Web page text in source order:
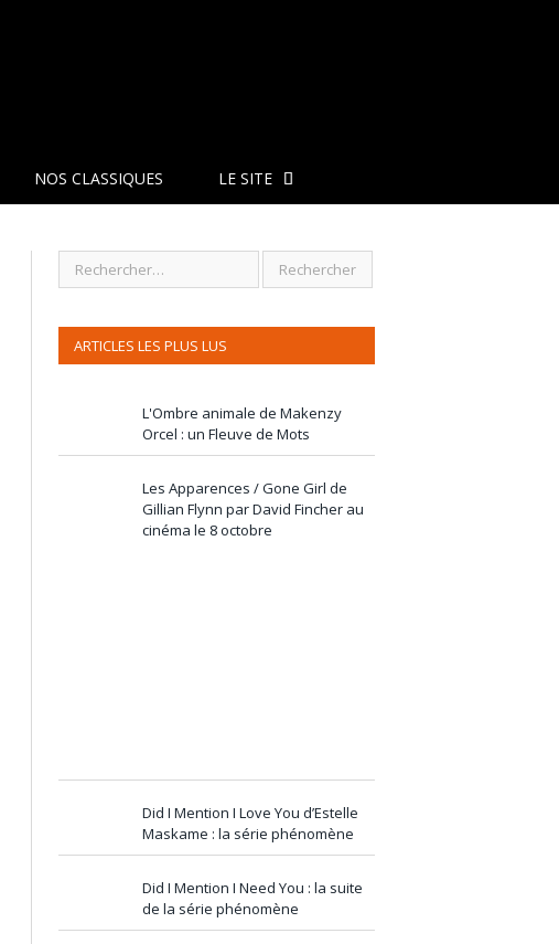
NOS CLASSIQUES LE SITE
ARTICLES LES PLUS LUS
L'Ombre animale de Makenzy
Orcel : un Fleuve de Mots
Les Apparences / Gone Girl de
Gillian Flynn par David Fincher au
cinéma le 8 octobre
Did I Mention I Love You d’Estelle
Maskame : la série phénomène
Did I Mention I Need You : la suite
de la série phénomène